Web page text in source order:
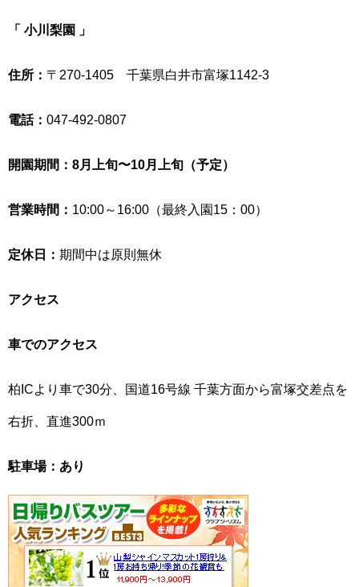
「 小川梨園 」
住所： 〒270-1405 千葉県白井市富塚1142-3
電話： 047-492-0807
開園期間：8月上旬〜10月上旬（予定）
営業時間： 10:00～16:00（最終入園15：00）
定休日： 期間中は原則無休
アクセス
車でのアクセス
柏ICより車で30分、国道16号線 千葉方面から富塚交差点を
右折、直進300ｍ
駐車場：あり